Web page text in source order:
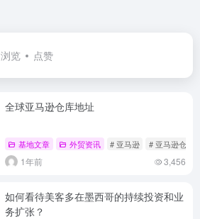
浏览 点赞
全球亚马逊仓库地址
基地文章 外贸资讯 # 亚马逊 # 亚马逊仓库
1年前 3,456
如何看待美客多在墨西哥的持续投资和业
务扩张？